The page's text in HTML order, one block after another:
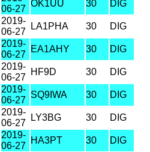
06-27
OK1UU 30
DIG
2019-
06-27
LA1PHA 30
DIG
2019-
06-27
EA1AHY 30
DIG
2019-
06-27
HF9D 30
DIG
2019-
06-27
SQ9IWA 30
DIG
2019-
06-27
LY3BG 30
DIG
2019-
06-27
HA3PT 30
DIG